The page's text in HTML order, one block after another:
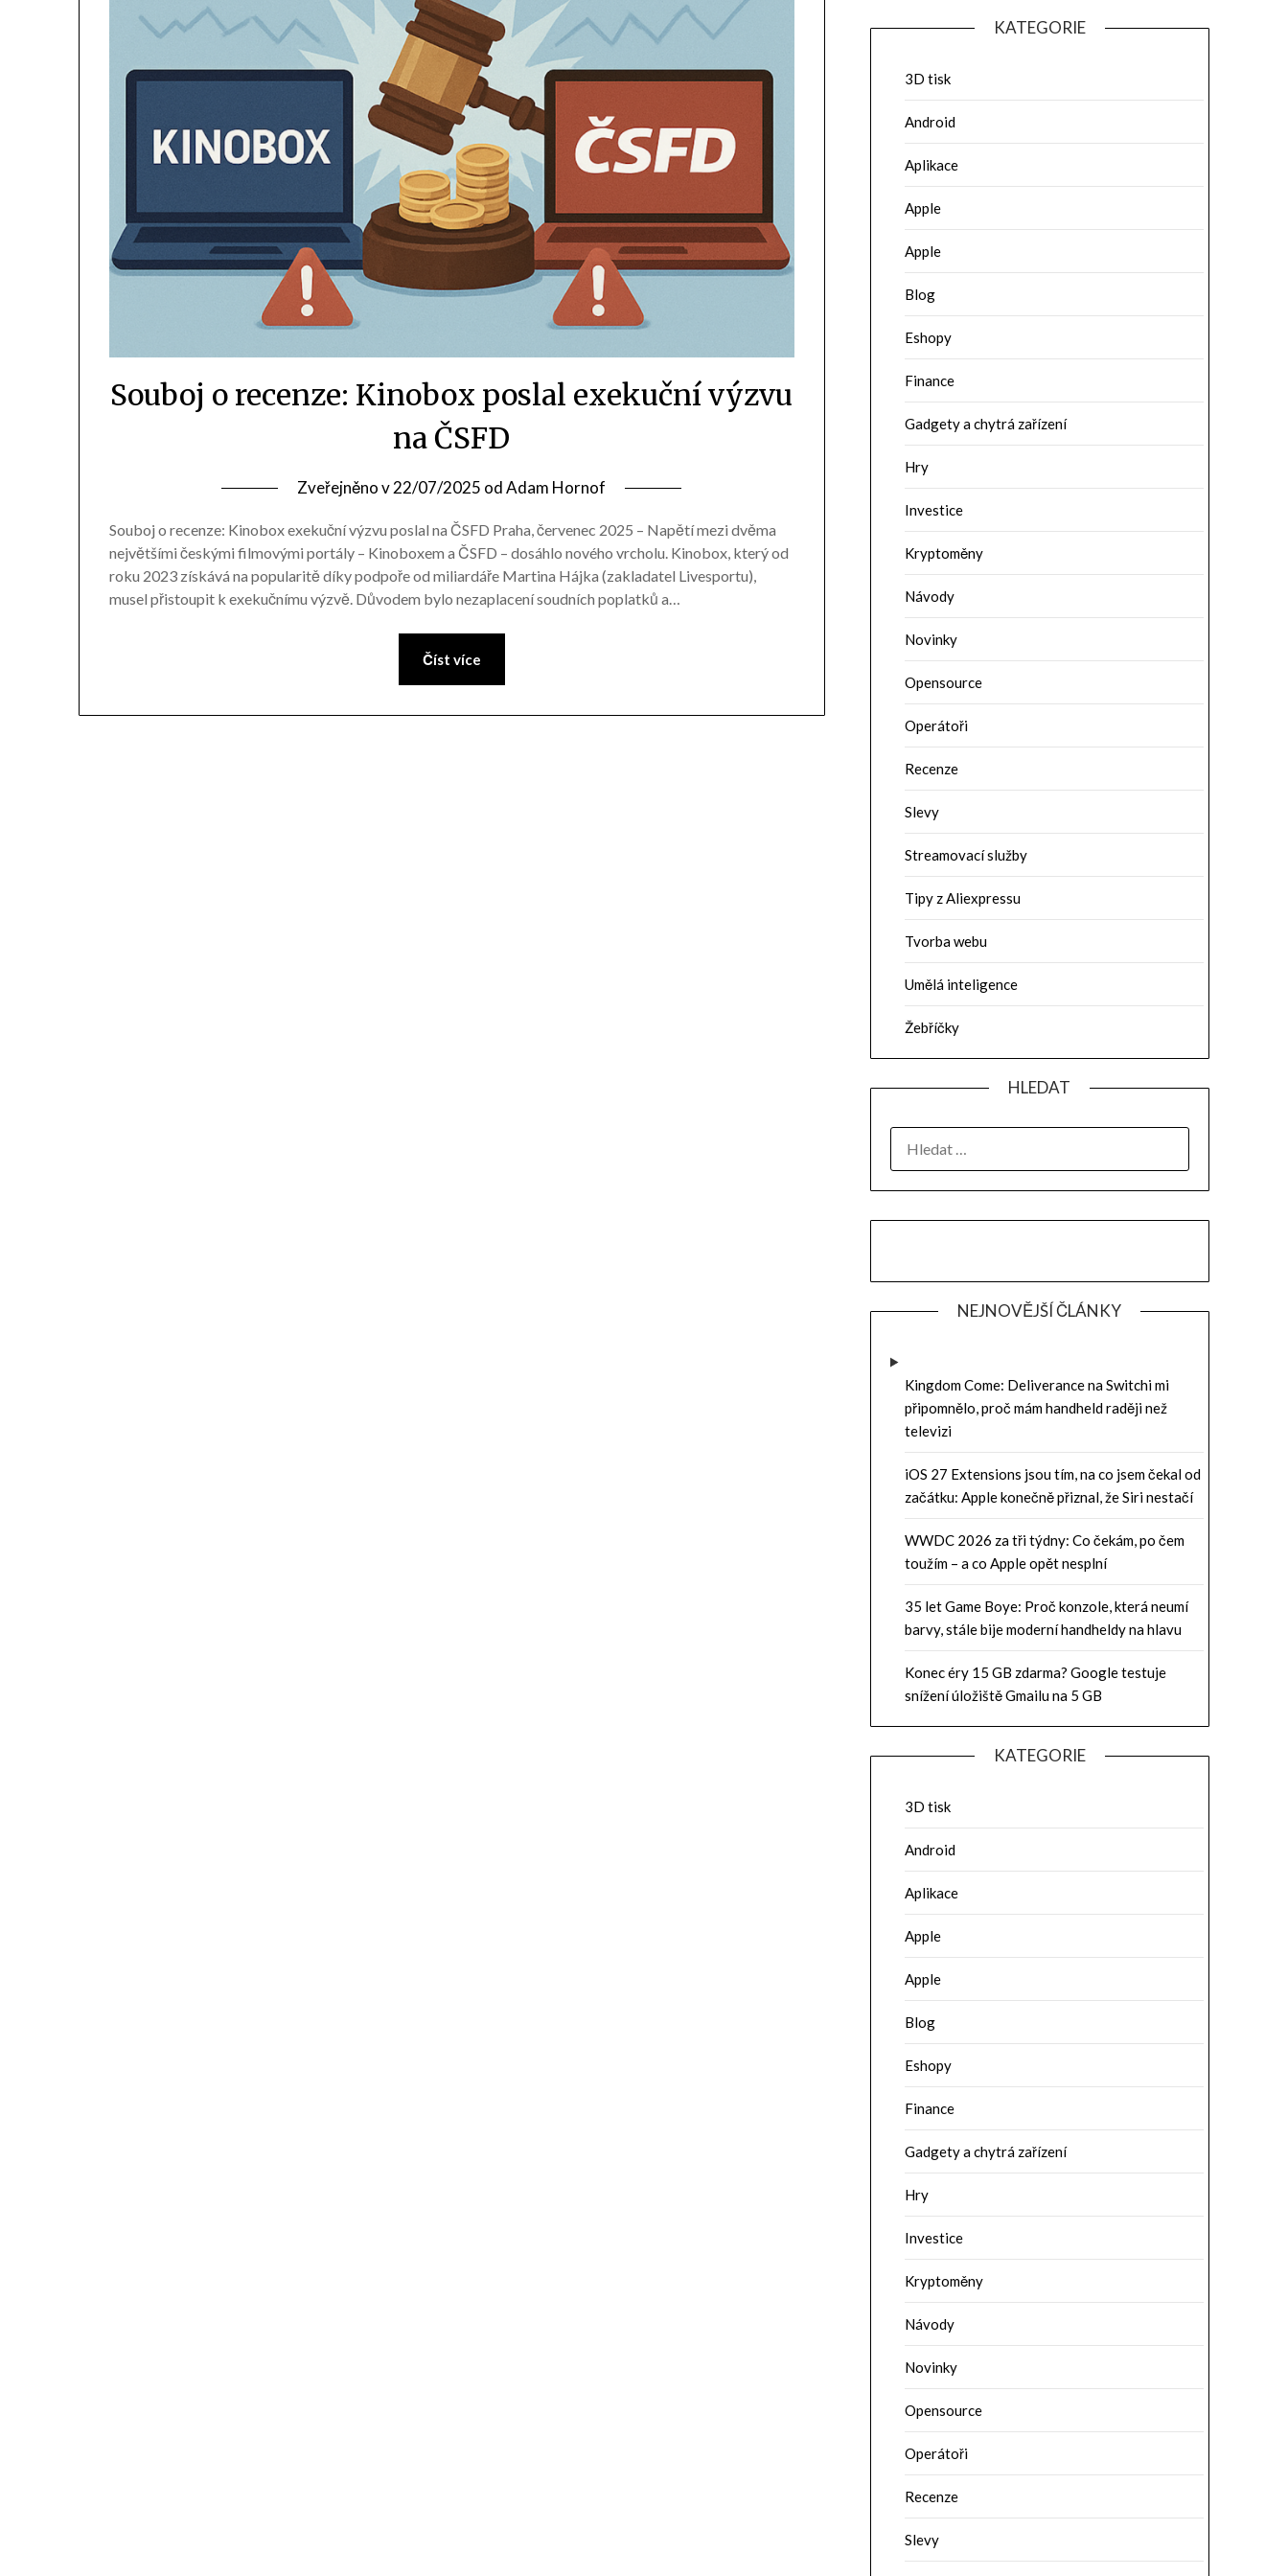
Souboj o recenze: Kinobox poslal exekuční výzvu
na ČSFD
Zveřejněno v22/07/2025 odAdam Hornof
Souboj o recenze: Kinobox exekuční výzvu poslal na ČSFD Praha, červenec 2025 – Napětí mezi dvěma
největšími českými filmovými portály – Kinoboxem a ČSFD – dosáhlo nového vrcholu. Kinobox, který od
roku 2023 získává na popularitě díky podpoře od miliardáře Martina Hájka (zakladatel Livesportu),
musel přistoupit k exekučnímu výzvě. Důvodem bylo nezaplacení soudních poplatků a…
Číst více
KATEGORIE
3D tisk
Android
Aplikace
Apple
Apple
Blog
Eshopy
Finance
Gadgety a chytrá zařízení
Hry
Investice
Kryptoměny
Návody
Novinky
Opensource
Operátoři
Recenze
Slevy
Streamovací služby
Tipy z Aliexpressu
Tvorba webu
Umělá inteligence
Žebříčky
HLEDAT
NEJNOVĚJŠÍ ČLÁNKY
Kingdom Come: Deliverance na Switchi mi
připomnělo, proč mám handheld raději než
televizi
iOS 27 Extensions jsou tím, na co jsem čekal od
začátku: Apple konečně přiznal, že Siri nestačí
WWDC 2026 za tři týdny: Co čekám, po čem
toužím – a co Apple opět nesplní
35 let Game Boye: Proč konzole, která neumí
barvy, stále bije moderní handheldy na hlavu
Konec éry 15 GB zdarma? Google testuje
snížení úložiště Gmailu na 5 GB
KATEGORIE
3D tisk
Android
Aplikace
Apple
Apple
Blog
Eshopy
Finance
Gadgety a chytrá zařízení
Hry
Investice
Kryptoměny
Návody
Novinky
Opensource
Operátoři
Recenze
Slevy